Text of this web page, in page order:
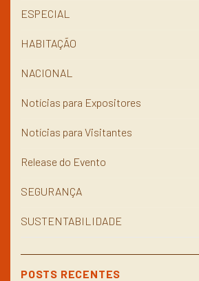
ESPECIAL
HABITAÇÃO
NACIONAL
Notícias para Expositores
Notícias para Visitantes
Release do Evento
SEGURANÇA
SUSTENTABILIDADE
POSTS RECENTES